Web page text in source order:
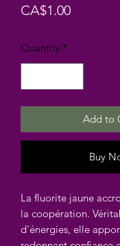
CA$1.00Price
Quantity *
Add to
Buy
La fluorite jaune
la coopération.
d'énergies, elle